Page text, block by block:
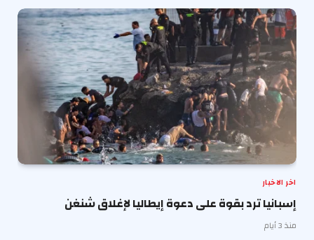
اخر الاخبار
إسبانيا ترد بقوة على دعوة إيطاليا لإغلاق شنغن
منذ 3 أيام